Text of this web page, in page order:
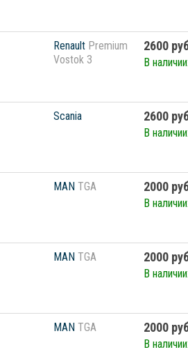
Renault Premium
Vostok 3
2600
В наличии:
Scania 2600
В наличии:
MAN TGA 2000
В наличии:
MAN TGA 2000
В наличии:
MAN TGA 2000
В наличии: